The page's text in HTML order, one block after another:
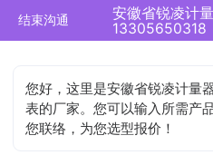
结束沟通
13305650318
您好，这里是安徽省锐凌计量
表的厂家。您可以输入所需产
您联络，为您选型报价！